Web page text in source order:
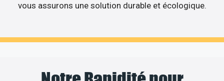
vous assurons une solution durable et écologique.